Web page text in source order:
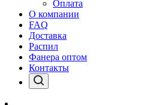
Оплата
О компании
FAQ
Доставка
Распил
Фанера оптом
Контакты